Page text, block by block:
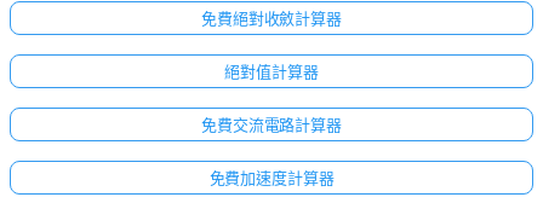
免費絕對收斂計算器
絕對值計算器
免費交流電路計算器
免費加速度計算器